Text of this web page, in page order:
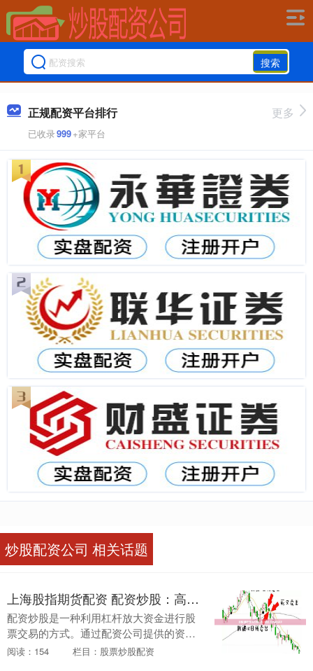
搜索
正规配资平台排行
已收录999+家平台
更多
炒股配资公司 相关话题
上海股指期货配资 配资炒股：高杠杆炒股，风险与收益并存
配资炒股是一种利用杠杆放大资金进行股
票交易的方式。通过配资公司提供的资
金，投资者可以以较小的本金撬动更大的
阅读：154 栏目：股票炒股配资